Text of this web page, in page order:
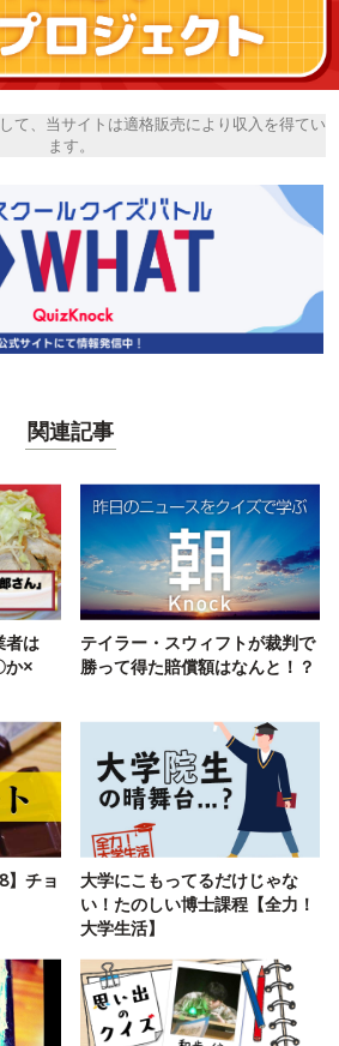
て、当サイトは適格販売により収入を得てい
ます。
関連記事
者は
か×
テイラー・スウィフトが裁判で
勝って得た賠償額はなんと！？
】チョ
大学にこもってるだけじゃな
い！たのしい博士課程【全力！
大学生活】